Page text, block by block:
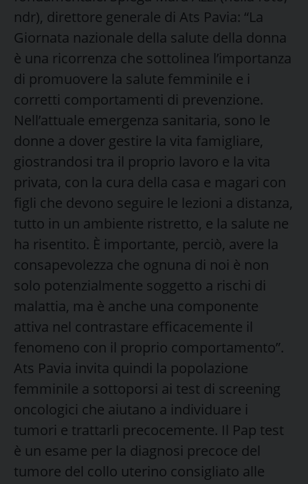
ndr), direttore generale di Ats Pavia: “La
Giornata nazionale della salute della donna
è una ricorrenza che sottolinea l’importanza
di promuovere la salute femminile e i
corretti comportamenti di prevenzione.
Nell’attuale emergenza sanitaria, sono le
donne a dover gestire la vita famigliare,
giostrandosi tra il proprio lavoro e la vita
privata, con la cura della casa e magari con
figli che devono seguire le lezioni a distanza,
tutto in un ambiente ristretto, e la salute ne
ha risentito. È importante, perciò, avere la
consapevolezza che ognuna di noi è non
solo potenzialmente soggetto a rischi di
malattia, ma è anche una componente
attiva nel contrastare efficacemente il
fenomeno con il proprio comportamento”.
Ats Pavia invita quindi la popolazione
femminile a sottoporsi ai test di screening
oncologici che aiutano a individuare i
tumori e trattarli precocemente. Il Pap test
è un esame per la diagnosi precoce del
tumore del collo uterino consigliato alle